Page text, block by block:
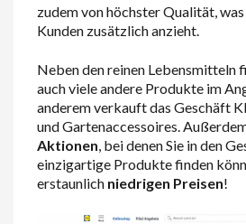
zudem von höchster Qualität,
Kunden zusätzlich anzieht.
Neben den reinen Lebensmitteln
auch viele andere Produkte im
anderem verkauft das Geschäft
und Gartenaccessoires.
Aktionen, bei denen Sie in den
einzigartige Produkte finden
erstaunlich niedrigen Preisen!